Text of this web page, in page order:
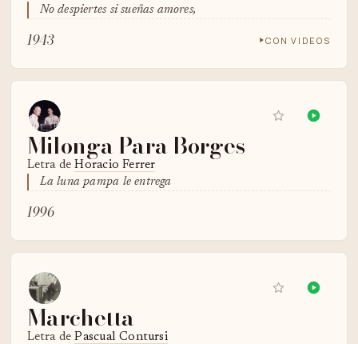
No despiertes si sueñas amores,
1943 CON VIDEOS
Milonga Para Borges
Letra deHoracio Ferrer
La luna pampa le entrega
1996
Marchetta
Letra dePascual Contursi